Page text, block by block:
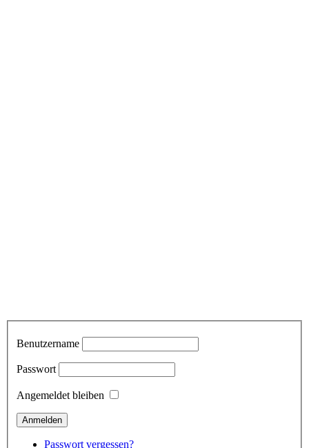
Benutzername
Passwort
Angemeldet bleiben
Passwort vergessen?